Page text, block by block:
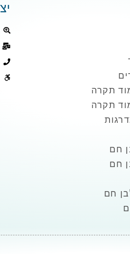
תקרה
תקרה
חם
חם
חם